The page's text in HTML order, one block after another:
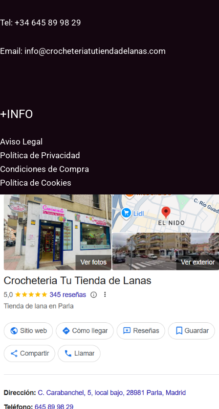
Tel: +34 645 89 98 29
Email: info@crocheteriatutiendadelanas.com
+INFO
Aviso Legal
Política de Privacidad
Condiciones de Compra
Política de Cookies